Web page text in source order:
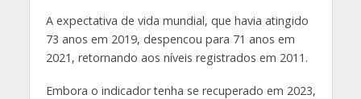
A expectativa de vida mundial, que havia atingido
73 anos em 2019, despencou para 71 anos em
2021, retornando aos níveis registrados em 2011.
Embora o indicador tenha se recuperado em 2023,